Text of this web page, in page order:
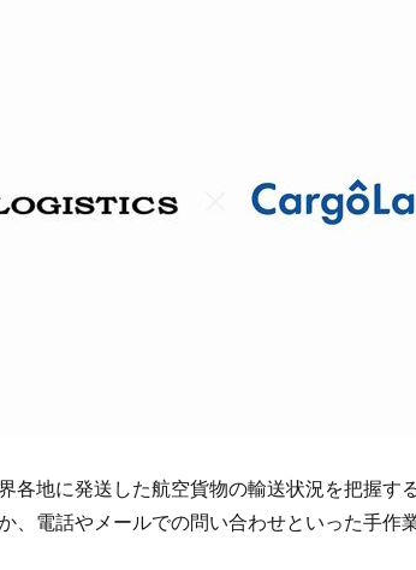
各地に発送した航空貨物の輸送状況を把握す
、電話やメールでの問い合わせといった手作